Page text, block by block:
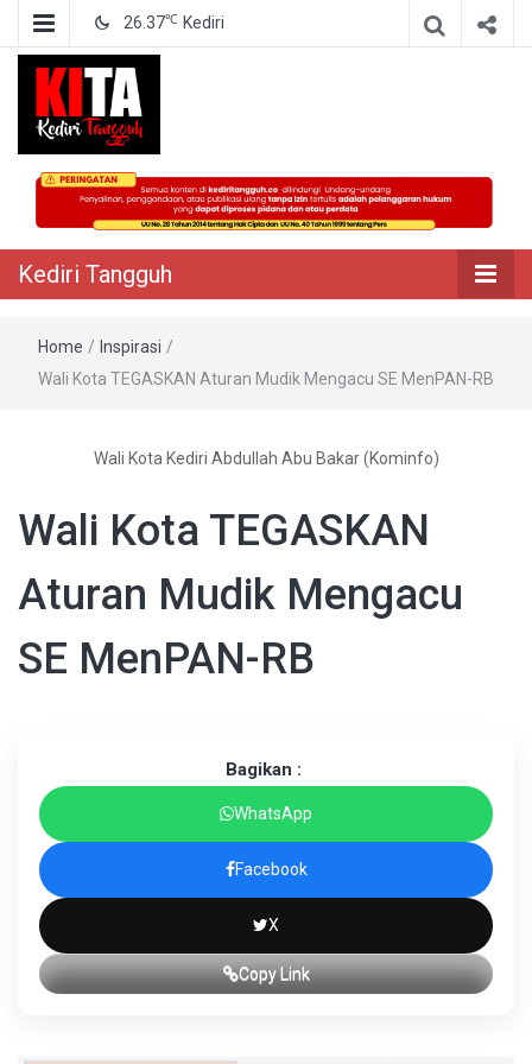
26.37℃ Kediri
Kediri Tangguh
Berita Akurat Terpercaya
Kediri Tangguh
Home / Inspirasi /
Wali Kota TEGASKAN Aturan Mudik Mengacu SE MenPAN-RB
Wali Kota Kediri Abdullah Abu Bakar (Kominfo)
Wali Kota TEGASKAN
Aturan Mudik Mengacu
SE MenPAN-RB
Bagikan :
WhatsApp
Facebook
X
Copy Link